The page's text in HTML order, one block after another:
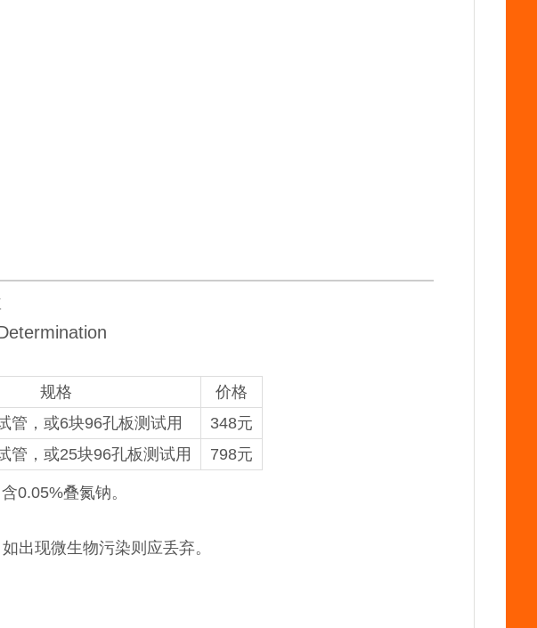
规格
价格
管，或6块96孔板测试用
348元
管，或25块96孔板测试用 798元
0.05%叠氮钠。
出现微生物污染则应丢弃。